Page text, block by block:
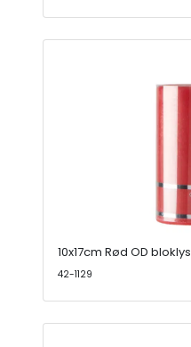
10x17cm Rød OD bloklys
42-1129